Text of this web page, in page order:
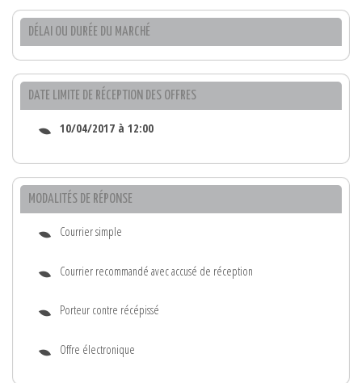
DÉLAI OU DURÉE DU MARCHÉ
DATE LIMITE DE RÉCEPTION DES OFFRES
10/04/2017 à 12:00
MODALITÉS DE RÉPONSE
Courrier simple
Courrier recommandé avec accusé de réception
Porteur contre récépissé
Offre électronique